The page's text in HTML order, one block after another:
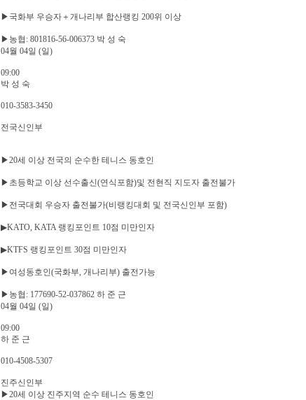
▶국화부 우승자＋개나리부 합산랭킹 200위 이상
▶농협: 801816-56-006373 박 성 숙
04월 04일 (일)
09:00
박 성 숙
010-3583-3450
전국신인부
▶20세 이상 전국의 순수한 테니스 동호인
▶초등학교 이상 선수출신(연식포함)및 전현직 지도자 출전불가
▶전국대회 우승자 출전불가(비랭킹대회 및 전국신인부 포함)
▶KATO, KATA 랭킹포인트 10점 미만인자
▶KTFS 랭킹포인트 30점 미만인자
▶여성동호인(국화부, 개나리부) 출전가능
▶농협: 177690-52-037862 하 준 근
04월 04일 (일)
09:00
하 준 근
010-4508-5307
진주신인부
▶20세 이상 진주지역 순수 테니스 동호인